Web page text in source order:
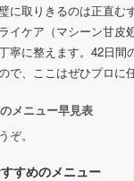
に取りきるのは正直む
イケア（マシーン甘皮
寧に整えます。42日間
で、ここはぜひプロに
メニュー早見表
。
すめのメニュー